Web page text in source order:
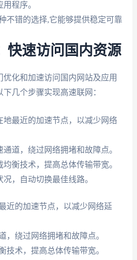
程序。
不错的选择,它能够提供稳定可靠
快速访问国内资源
优化和加速访问国内网站及应用
几个步骤实现高速联网：
地最近的加速节点，以减少网络
道，绕过网络拥堵和故障点。
衡技术，提高总体传输带宽。
，自动切换最佳线路。
近的加速节点，以减少网络延
，绕过网络拥堵和故障点。
技术，提高总体传输带宽。